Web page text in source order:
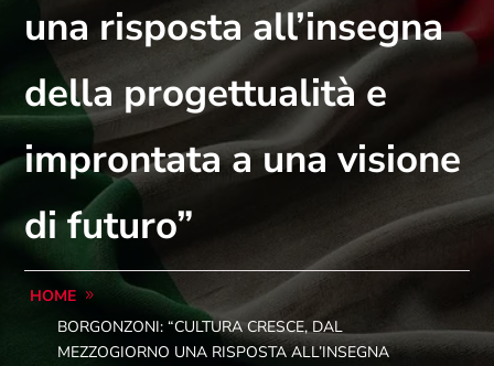
una risposta all’insegna
della progettualità e
improntata a una visione
di futuro”
HOME
BORGONZONI: “CULTURA CRESCE, DAL
MEZZOGIORNO UNA RISPOSTA ALL’INSEGNA